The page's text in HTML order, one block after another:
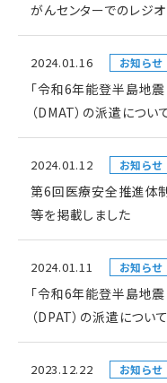
がんセンターでのレジ
2024.01.16 お知らせ
「令和6年能登半島地
（DMAT）の派遣につ
2024.01.12 お知らせ
第6回医療安全推進体
等を掲載しました
2024.01.11 お知らせ
「令和6年能登半島地
（DPAT）の派遣につい
2023.12.22 お知らせ